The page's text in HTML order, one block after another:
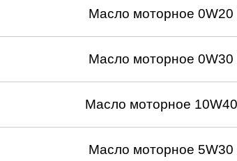
Масло моторное
Масло моторное
Масло моторное
Масло моторное